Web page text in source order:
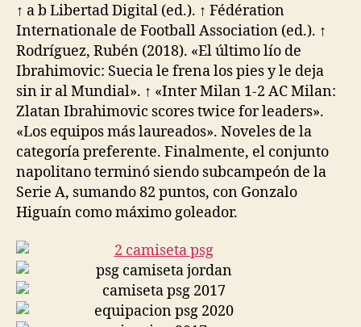
↑ a b Libertad Digital (ed.). ↑ Fédération
Internationale de Football Association (ed.). ↑
Rodríguez, Rubén (2018). «El último lío de
Ibrahimovic: Suecia le frena los pies y le deja
sin ir al Mundial». ↑ «Inter Milan 1-2 AC Milan:
Zlatan Ibrahimovic scores twice for leaders».
«Los equipos más laureados». Noveles de la
categoría preferente. Finalmente, el conjunto
napolitano terminó siendo subcampeón de la
Serie A, sumando 82 puntos, con Gonzalo
Higuaín como máximo goleador.